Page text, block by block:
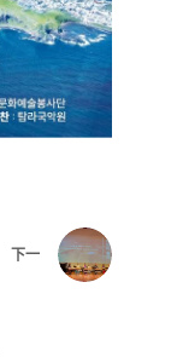
下一